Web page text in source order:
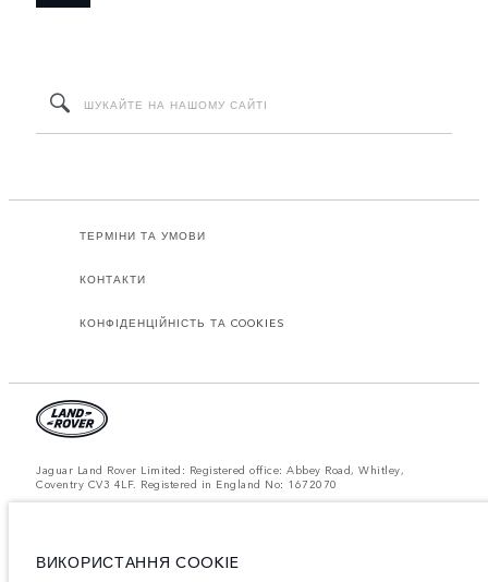
ТЕРМІНИ ТА УМОВИ
КОНТАКТИ
КОНФІДЕНЦІЙНІСТЬ ТА COOKIES
Jaguar Land Rover Limited: Registered office: Abbey Road, Whitley,
Coventry CV3 4LF. Registered in England No: 1672070
отримання актуальної інформації зверніться до офіційного дилера
Jaguar Land Rover в Україні.
ВИКОРИСТАННЯ COOKIE